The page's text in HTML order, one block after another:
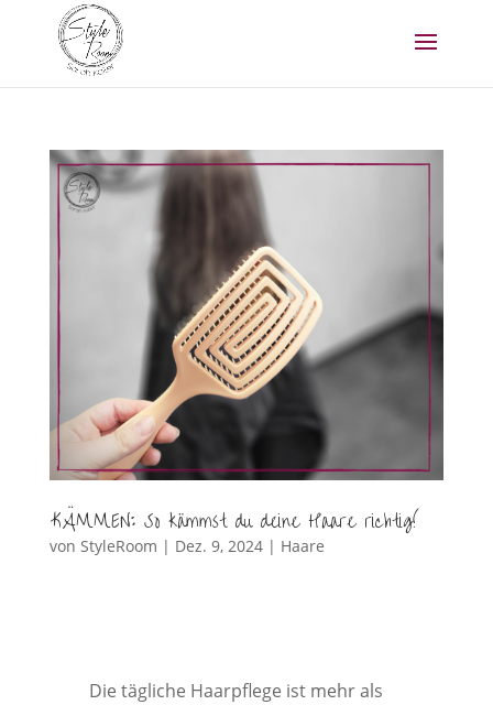
KÄMMEN: So kämmst du deine Haare richtig!
von StyleRoom | Dez. 9, 2024| Haare
Die tägliche Haarpflege ist mehr als